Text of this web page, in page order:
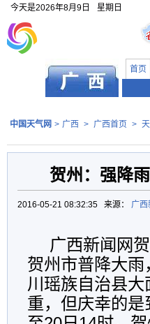
今天是2026年8月9日
星期日
首页
中国天气网 > 广西 > 广西首页 >
贺州：强降
2016-05-21 08:32:35 来源： 广西
广西新闻网
贺州市普降大
川瑶族自治县
重，但庆幸的